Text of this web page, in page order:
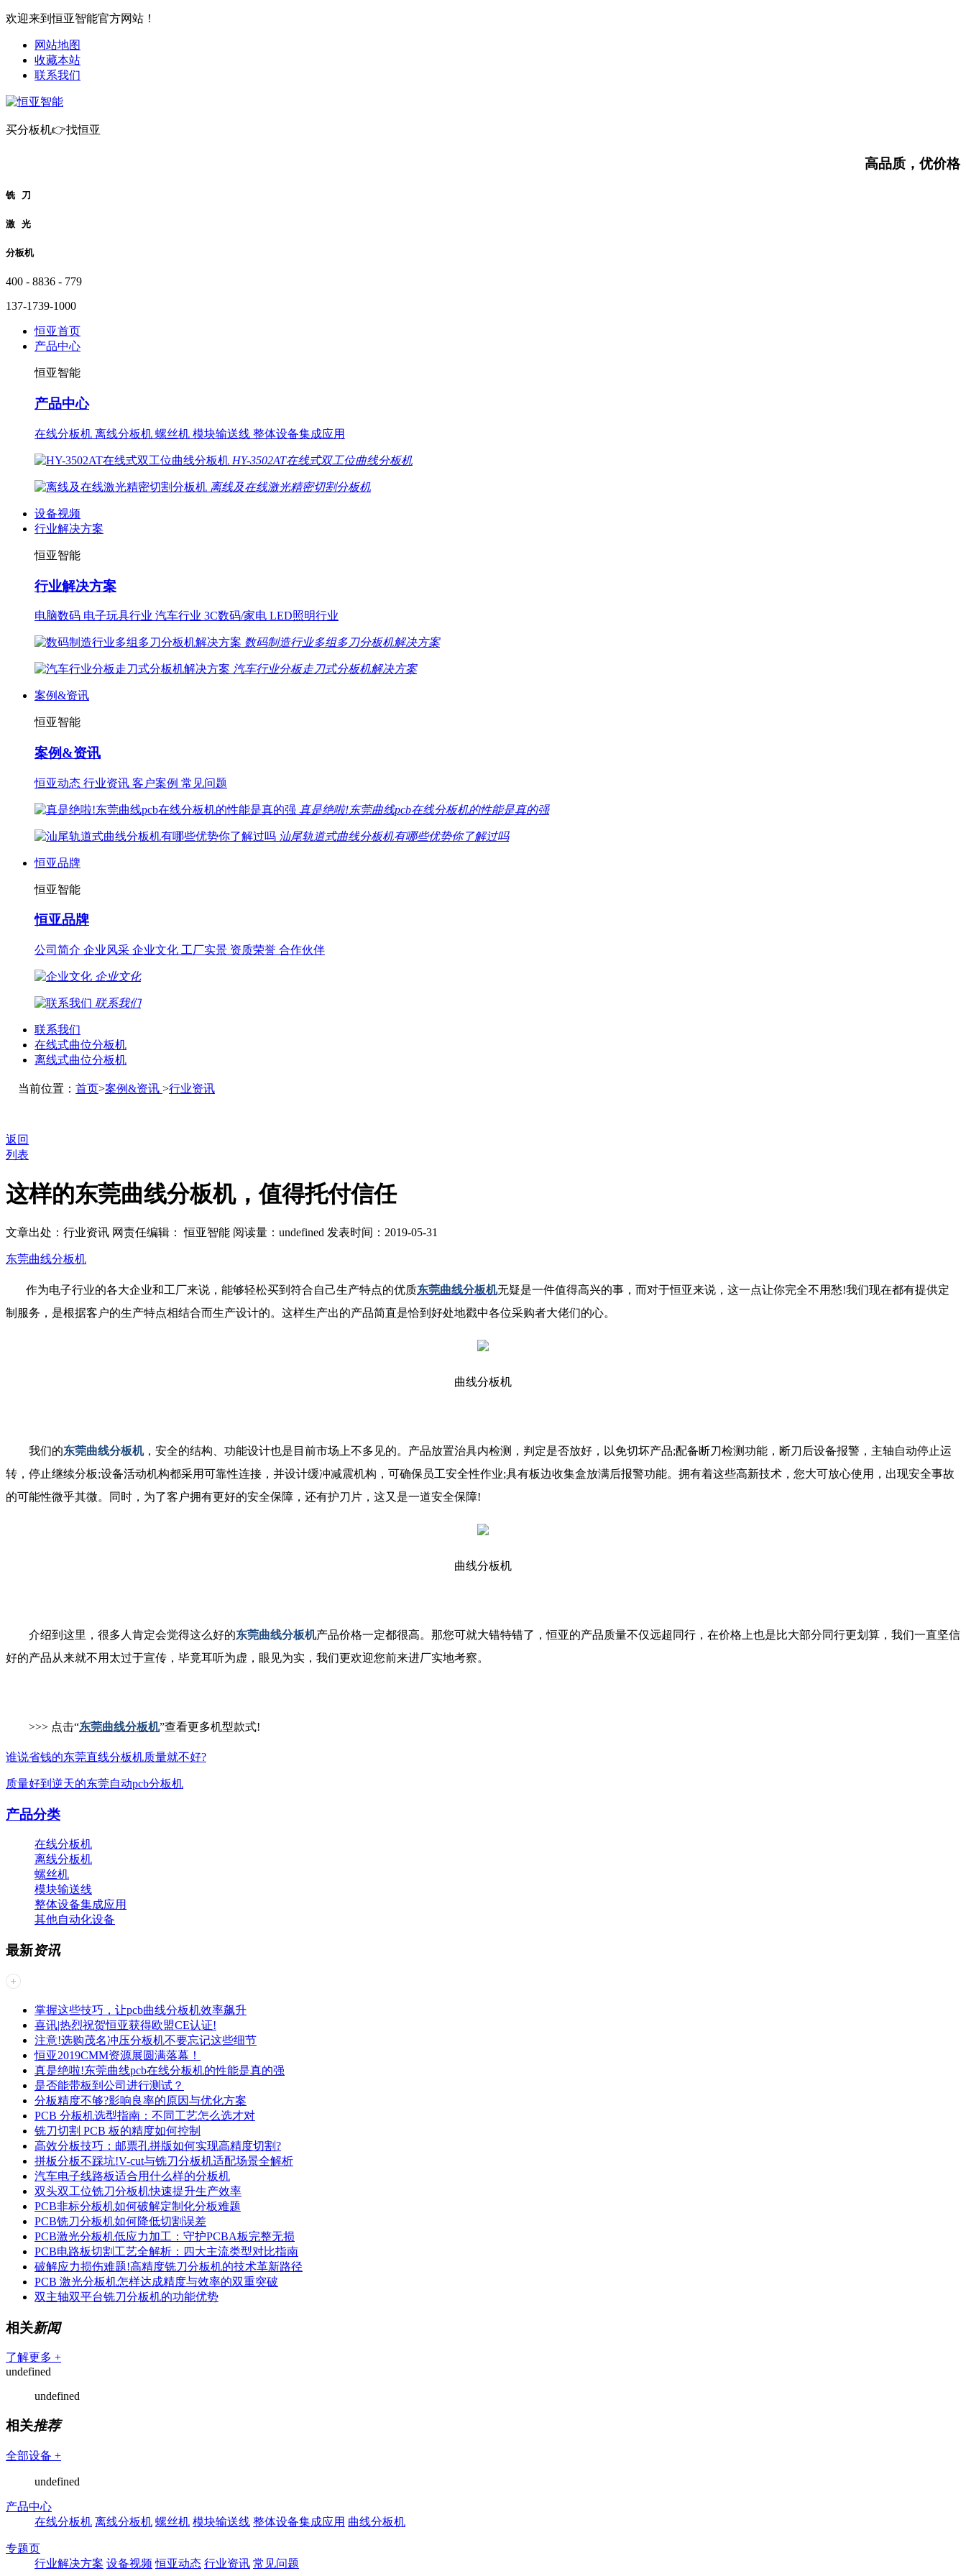
欢迎来到恒亚智能官方网站！
网站地图
收藏本站
联系我们
买分板机👉找恒亚
高品质，优价格
铣 刀
激 光
分板机
400 - 8836 - 779
137-1739-1000
恒亚首页
产品中心
恒亚智能
产品中心
在线分板机 离线分板机 螺丝机 模块输送线 整体设备集成应用
HY-3502AT在线式双工位曲线分板机
离线及在线激光精密切割分板机
设备视频
行业解决方案
恒亚智能
行业解决方案
电脑数码 电子玩具行业 汽车行业 3C数码/家电 LED照明行业
数码制造行业多组多刀分板机解决方案
汽车行业分板走刀式分板机解决方案
案例&资讯
恒亚智能
案例&资讯
恒亚动态 行业资讯 客户案例 常见问题
真是绝啦!东莞曲线pcb在线分板机的性能是真的强
汕尾轨道式曲线分板机有哪些优势你了解过吗
恒亚品牌
恒亚智能
恒亚品牌
公司简介 企业风采 企业文化 工厂实景 资质荣誉 合作伙伴
企业文化
联系我们
联系我们
在线式曲位分板机
离线式曲位分板机
当前位置： 首页>案例&资讯 >行业资讯
返回
列表
这样的东莞曲线分板机，值得托付信任
文章出处：行业资讯 网责任编辑： 恒亚智能 阅读量： undefined 发表时间：2019-05-31
东莞曲线分板机
作为电子行业的各大企业和工厂来说，能够轻松买到符合自己生产特点的优质东莞曲线分板机无疑是一件值得高兴的事，而对于恒亚来说，这一点让你完全不用愁!我们现在都有提供定
制服务，是根据客户的生产特点相结合而生产设计的。这样生产出的产品简直是恰到好处地戳中各位采购者大佬们的心。
曲线分板机
我们的东莞曲线分板机，安全的结构、功能设计也是目前市场上不多见的。产品放置治具内检测，判定是否放好，以免切坏产品;配备断刀检测功能，断刀后设备报警，主轴自动停止运
转，停止继续分板;设备活动机构都采用可靠性连接，并设计缓冲减震机构，可确保员工安全性作业;具有板边收集盒放满后报警功能。拥有着这些高新技术，您大可放心使用，出现安全事故
的可能性微乎其微。同时，为了客户拥有更好的安全保障，还有护刀片，这又是一道安全保障!
曲线分板机
介绍到这里，很多人肯定会觉得这么好的东莞曲线分板机产品价格一定都很高。那您可就大错特错了，恒亚的产品质量不仅远超同行，在价格上也是比大部分同行更划算，我们一直坚信
好的产品从来就不用太过于宣传，毕竟耳听为虚，眼见为实，我们更欢迎您前来进厂实地考察。
>>> 点击“东莞曲线分板机”查看更多机型款式!
谁说省钱的东莞直线分板机质量就不好?
质量好到逆天的东莞自动pcb分板机
产品分类
在线分板机
离线分板机
螺丝机
模块输送线
整体设备集成应用
其他自动化设备
最新资讯
掌握这些技巧，让pcb曲线分板机效率飙升
喜讯|热烈祝贺恒亚获得欧盟CE认证!
注意!选购茂名冲压分板机不要忘记这些细节
恒亚2019CMM资源展圆满落幕！
真是绝啦!东莞曲线pcb在线分板机的性能是真的强
是否能带板到公司进行测试？
分板精度不够?影响良率的原因与优化方案
PCB 分板机选型指南：不同工艺怎么选才对
铣刀切割 PCB 板的精度如何控制
高效分板技巧：邮票孔拼版如何实现高精度切割?
拼板分板不踩坑!V-cut与铣刀分板机适配场景全解析
汽车电子线路板适合用什么样的分板机
双头双工位铣刀分板机快速提升生产效率
PCB非标分板机如何破解定制化分板难题
PCB铣刀分板机如何降低切割误差
PCB激光分板机低应力加工：守护PCBA板完整无损
PCB电路板切割工艺全解析：四大主流类型对比指南
破解应力损伤难题!高精度铣刀分板机的技术革新路径
PCB 激光分板机怎样达成精度与效率的双重突破
双主轴双平台铣刀分板机的功能优势
相关新闻
了解更多 +
undefined
undefined
相关推荐
全部设备 +
undefined
产品中心
在线分板机 离线分板机 螺丝机 模块输送线 整体设备集成应用 曲线分板机
专题页
行业解决方案 设备视频 恒亚动态 行业资讯 常见问题